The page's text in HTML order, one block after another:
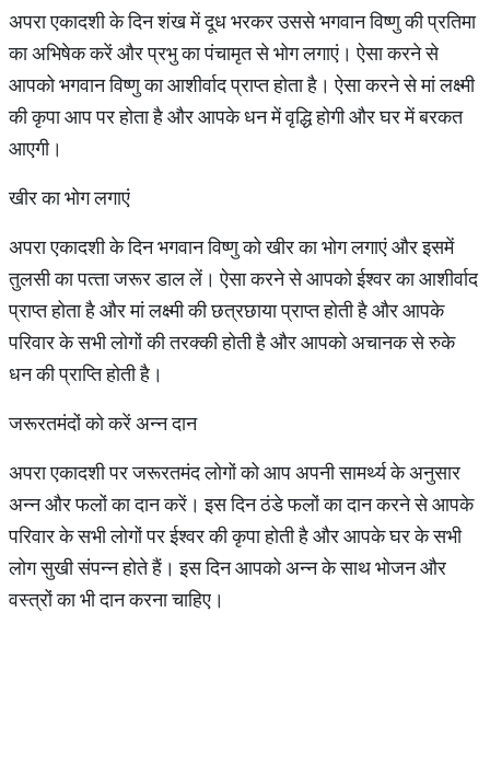
अपरा एकादशी के दिन शंख में दूध भरकर उससे भगवान विष्‍णु की प्रतिमा
का अभिषेक करें और प्रभु का पंचामृत से भोग लगाएं। ऐसा करने से
आपको भगवान विष्‍णु का आशीर्वाद प्राप्‍त होता है। ऐसा करने से मां लक्ष्‍मी
की कृपा आप पर होता है और आपके धन में वृद्धि होगी और घर में बरकत
आएगी।
खीर का भोग लगाएं
अपरा एकादशी के दिन भगवान विष्‍णु को खीर का भोग लगाएं और इसमें
तुलसी का पत्‍ता जरूर डाल लें। ऐसा करने से आपको ईश्‍वर का आशीर्वाद
प्राप्‍त होता है और मां लक्ष्‍मी की छत्रछाया प्राप्‍त होती है और आपके
परिवार के सभी लोगों की तरक्‍की होती है और आपको अचानक से रुके
धन की प्राप्ति होती है।
जरूरतमंदों को करें अन्‍न दान
अपरा एकादशी पर जरूरतमंद लोगों को आप अपनी सामर्थ्‍य के अनुसार
अन्‍न और फलों का दान करें। इस दिन ठंडे फलों का दान करने से आपके
परिवार के सभी लोगों पर ईश्‍वर की कृपा होती है और आपके घर के सभी
लोग सुखी संपन्‍न होते हैं। इस दिन आपको अन्‍न के साथ भोजन और
वस्‍त्रों का भी दान करना चाहिए।